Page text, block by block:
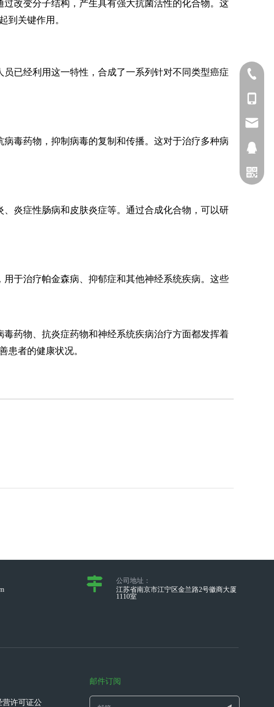
改变分子结构，产生具有强大抗菌活性的化合物。这
到关键作用。
已经利用这一特性，合成了一系列针对不同类型癌症
毒药物，抑制病毒的复制和传播。这对于治疗多种病
炎症性肠病和皮肤炎症等。通过合成化合物，可以研
于治疗帕金森病、抑郁症和其他神经系统疾病。这些
药物、抗炎症药物和神经系统疾病治疗方面都发挥着
患者的健康状况。
公司地址：
江苏省南京市江宁区金兰路2号徽商大厦
1110室
营许可证公
邮件订阅
025-